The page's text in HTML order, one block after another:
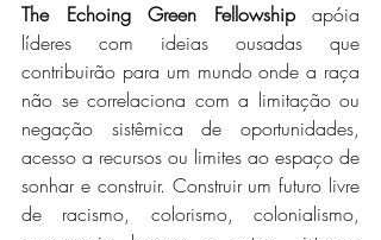
The Echoing Green Fellowship apóia
líderes com ideias ousadas que
contribuirão para um mundo onde a raça
não se correlaciona com a limitação ou
negação sistêmica de oportunidades,
acesso a recursos ou limites ao espaço de
sonhar e construir. Construir um futuro livre
de racismo, colorismo, colonialismo,